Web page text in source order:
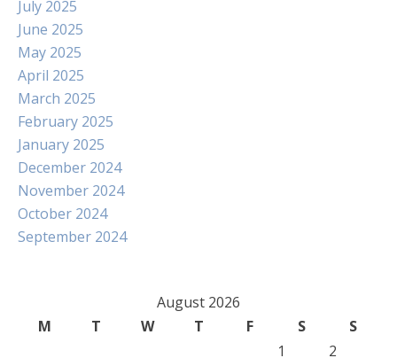
July 2025
June 2025
May 2025
April 2025
March 2025
February 2025
January 2025
December 2024
November 2024
October 2024
September 2024
August 2026
M
T W T F S
S
1
2